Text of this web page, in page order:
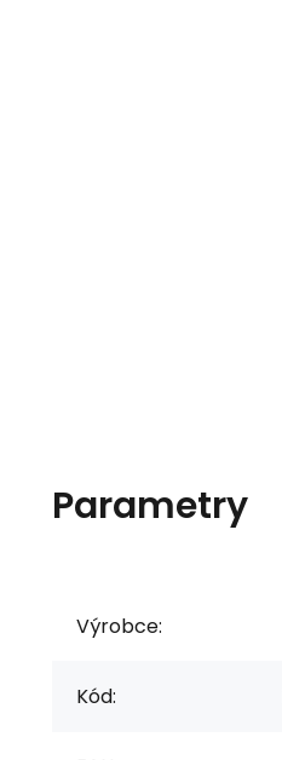
Parametry
Výrobce:
Kód: